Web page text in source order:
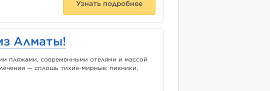
Узнать подробнее
Алматы!
пляжами, современными отелями и массой
— сплошь тихие-мирные: пикники,